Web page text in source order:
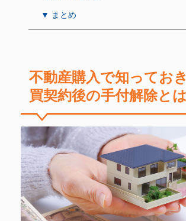
▼ まとめ
不動産購入で知ってお
買契約後の手付解除とは